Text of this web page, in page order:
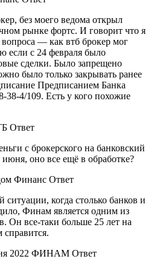
без моего ведома открыл
рынке фортс. И говорит что я
вопроса — как втб брокер мог
если с 24 февраля было
сделки. Было запрещено
было только закрывать ранее
Предписанием Банка
38-4/109. Есть у кого похожие
Ответ
с брокерского на банковский
оно все ещё в обработке?
Финанс Ответ
когда столько банков и
Финам является одним из
Он все-таки больше 25 лет на
2022 ФИНАМ Ответ